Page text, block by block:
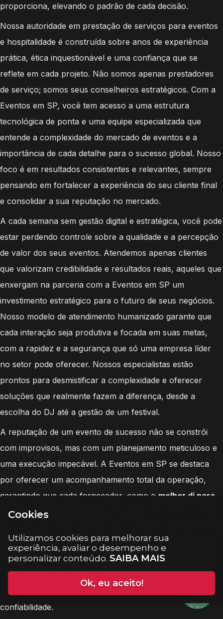
proporciona, elevando o padrão de cada decisão.
Nossa autoridade em prestação de serviços para eventos
e hospitalidade é construída sobre anos de experiência
prática, ética inquestionável e uma confiança que se
reflete em cada projeto. Não somos apenas prestadores
de serviço; somos seus conselheiros estratégicos. Com a
Eventos em SP, você tem acesso a uma estrutura
tecnológica de ponta e uma equipe especializada que
entende a complexidade do mercado de eventos e a
importância de cada detalhe para o sucesso global. Nosso
foco é em resultados consistentes e relevantes, sempre
pensando em fortalecer a experiência do seu cliente final
e consolidar a sua reputação no mercado.
A cada semana sem gestão digital e estratégica, você pode
estar perdendo controle sobre a qualidade e a percepção
de valor dos seus eventos. Atendemos apenas clientes
que valorizam credibilidade e resultados reais, aqueles que
enxergam na parceria com a Eventos em SP um
investimento estratégico para o futuro de seus negócios.
Nosso modelo de atendimento humanizado garante que
cada interação seja produtiva e focada em suas metas,
com a rapidez e a segurança que só uma empresa líder
no setor pode oferecer. Nossos especialistas estão
prontos para desmistificar a complexidade e oferecer
soluções que realmente fazem a diferença, desde a
escolha do DJ até a gestão de um festival.
A reputação de um evento de sucesso não se constrói
com improvisos, mas com um planejamento meticuloso e
uma execução impecável. A Eventos em SP se destaca
por oferecer um acompanhamento total da operação,
garantindo que cada fornecedor, como o melhor dj para
casamentos na Aclimação
consolidada em eventos de hospitalidade nos permite
entregar um serviço que não é apenas eficiente, mas que
gera impacto positivo e fortalece a memória afetiva dos
participantes, sempre com o máximo de excelência e
confiabilidade.
Cookies
Utilizamos cookies para melhorar sua
experiência, avaliar o desempenho e
personalizar conteúdo. SAIBA MAIS
Ok, eu aceito!